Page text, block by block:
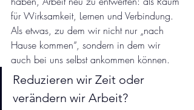
für Wirksamkeit, Lernen und Verbindung.
Als etwas, zu dem wir nicht nur „nach
Hause kommen“, sondern in dem wir
auch bei uns selbst ankommen können.
Reduzieren wir Zeit oder
verändern wir Arbeit?